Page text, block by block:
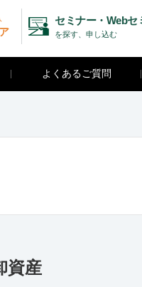
セミナー・Webセ
を探す、申し込む
よくあるご質問
資産